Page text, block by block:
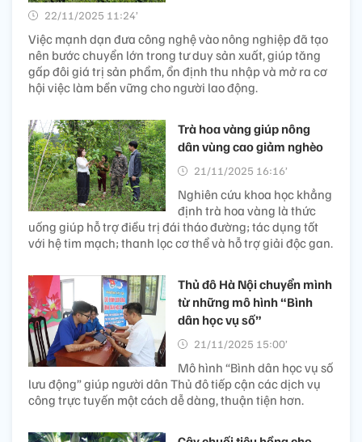
22/11/2025 11:24’
Việc mạnh dạn đưa công nghệ vào nông nghiệp đã tạo
nên bước chuyển lớn trong tư duy sản xuất, giúp tăng
gấp đôi giá trị sản phẩm, ổn định thu nhập và mở ra cơ
hội việc làm bền vững cho người lao động.
Trà hoa vàng giúp nông
dân vùng cao giảm nghèo
21/11/2025 16:16’
Nghiên cứu khoa học khẳng
định trà hoa vàng là thức
uống giúp hỗ trợ điều trị đái tháo đường; tác dụng tốt
với hệ tim mạch; thanh lọc cơ thể và hỗ trợ giải độc gan.
Thủ đô Hà Nội chuyển mình
từ những mô hình “Bình
dân học vụ số”
21/11/2025 15:00’
Mô hình “Bình dân học vụ số
lưu động” giúp người dân Thủ đô tiếp cận các dịch vụ
công trực tuyến một cách dễ dàng, thuận tiện hơn.